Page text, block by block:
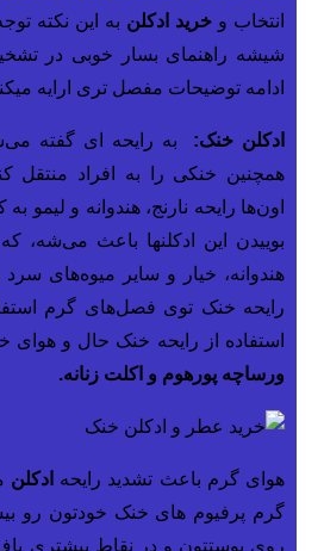
انتخاب و خرید ادکلن به این نکته
شیشه راهنمای بسار خوبی در
ادامه توضیحات مفصل تری ارایه
ادکلن خنک: به رایحه ای گفته
همچنین خنکی را به افراد منتقل
اون‌ها رایحه نارنج، هندوانه و لیمو
بوییدن این ادکلنها باعث می‌شه،
هندوانه، خیار و سایر میوه‌های سرد
رایحه خنک توی فصل‌های گرم
استفاده از رایحه خنک حال و هوای
ورساچه پورهوم و اکلت زنانه.
هوای گرم باعث تشدید رایحه ادکلن
گرم پرفیوم های خنک خودتون رو
روی پوستتون و در نقاط بیشتری پاف